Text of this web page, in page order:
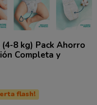
8 kg) Pack Ahorro
Completa y
flash!